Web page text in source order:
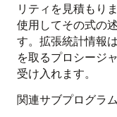
リティを見積もり
使用してその式の
す。拡張統計情報
を取るプロシージ
受け入れます。
関連サブプログラ